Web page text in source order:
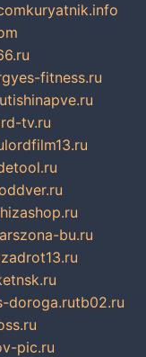
kuryatnik.info
yes-fitness.ru
tishinapve.ru
tv.ru
lordfilm13.ru
bu.ru
doroga.rutb02.ru
pic.ru